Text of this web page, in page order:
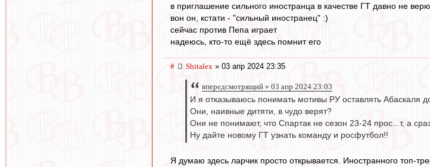
в приглашение сильного иностранца в качестве ГТ давно не верю
вон он, кстати - "сильный иностранец" :)
сейчас против Пепа играет
надеюсь, кто-то ещё здесь помнит его
# Shitalex » 03 апр 2024 23:35
впередсмотрящий » 03 апр 2024 23:03
И я отказываюсь понимать мотивы РУ оставлять Абаскаля
Они, наивные дитяти, в чудо верят?
Они не понимают, что Спартак не сезон 23-24 прос...т, а
Ну дайте новому ГТ узнать команду и росфутбол!!
Я думаю здесь ларчик просто открывается. Иностранного топ-